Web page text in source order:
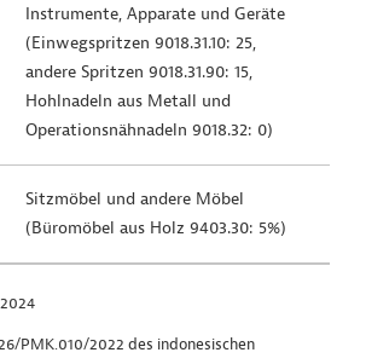
Instrumente, Apparate und Geräte
(Einwegspritzen 9018.31.10: 25,
andere Spritzen 9018.31.90: 15,
Hohlnadeln aus Metall und
Operationsnähnadeln 9018.32: 0)
Sitzmöbel und andere Möbel
(Büromöbel aus Holz 9403.30: 5%)
PMK.010/2022 des indonesischen